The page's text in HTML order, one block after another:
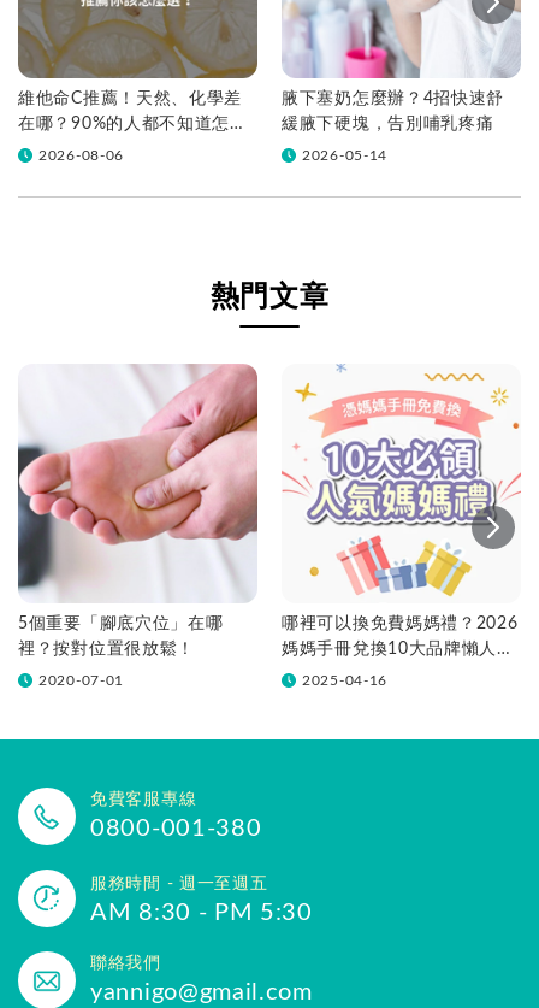
維他命C推薦！天然、化學差
在哪？90%的人都不知道怎麼
挑！帶你一次看
2026-08-06
腋下塞奶怎麼辦？4招快速舒
緩腋下硬塊，告別哺乳疼痛
2026-05-14
熱門文章
5個重要「腳底穴位」在哪
裡？按對位置很放鬆！
2020-07-01
哪裡可以換免費媽媽禮？2026
媽媽手冊兌換10大品牌懶人包
一次看！
2025-04-16
免費客服專線
0800-001-380
服務時間 - 週一至週五
AM 8:30 - PM 5:30
聯絡我們
yannigo@gmail.com